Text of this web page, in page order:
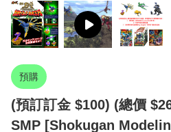
預購
(預訂訂金 $100) (總價
SMP [Shokugan